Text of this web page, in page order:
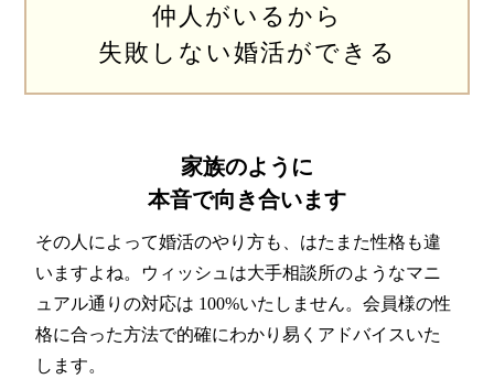
仲人がいるから
失敗しない婚活ができる
家族のように
本音で向き合います
その人によって婚活のやり方も、はたまた性格も違
いますよね。ウィッシュは大手相談所のようなマニ
ュアル通りの対応は 100%いたしません。会員様の性
格に合った方法で的確にわかり易くアドバイスいた
します。